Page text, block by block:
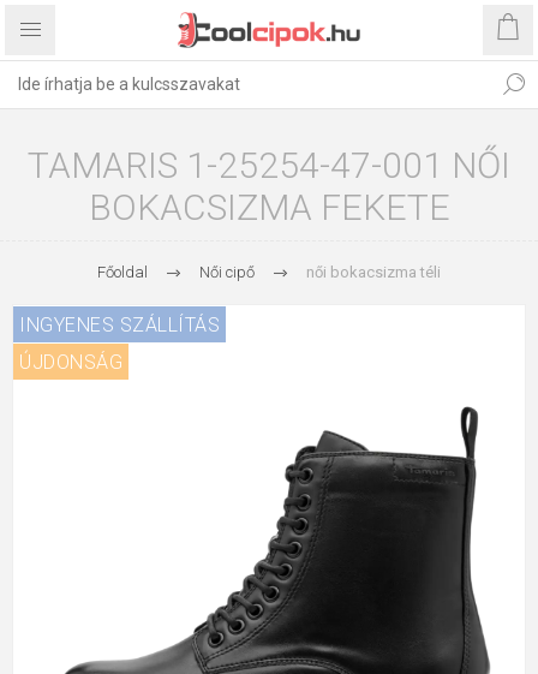
TAMARIS 1-25254-47-001 NŐI
BOKACSIZMA FEKETE
Főoldal Női cipő női bokacsizma téli
INGYENES SZÁLLÍTÁS
ÚJDONSÁG